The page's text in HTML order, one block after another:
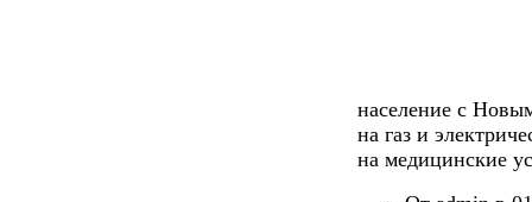
население с
на газ и
на медицинские